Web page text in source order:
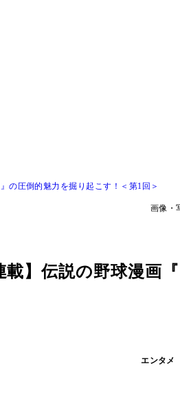
の圧倒的魅力を掘り起こす！＜第1回＞
画像・
載】伝説の野球漫画
エンタメ